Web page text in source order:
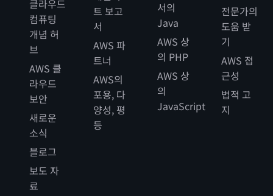
클라우드
컴퓨팅
개념 허
브
AWS 클
라우드
보안
새로운
소식
블로그
보도 자
료
트 보고
서
AWS 파
트너
AWS의
포용, 다
양성, 평
등
서의
Java
AWS 상
의 PHP
AWS 상
의
JavaScript
전문가의
도움 받
기
AWS 접
근성
법적 고
지